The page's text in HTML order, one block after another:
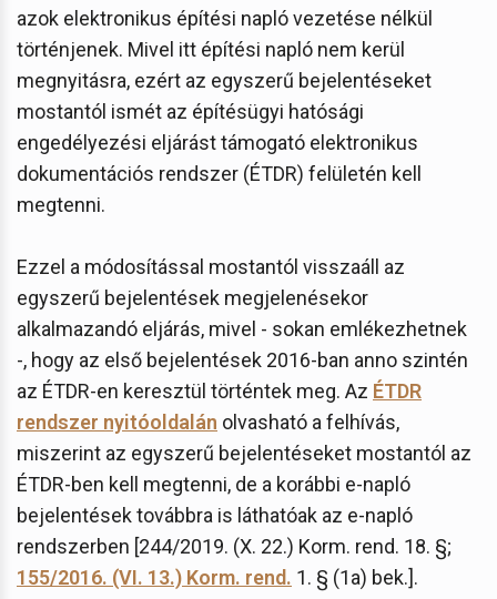
azok elektronikus építési napló vezetése nélkül
történjenek. Mivel itt építési napló nem kerül
megnyitásra, ezért az egyszerű bejelentéseket
mostantól ismét az építésügyi hatósági
engedélyezési eljárást támogató elektronikus
dokumentációs rendszer (ÉTDR) felületén kell
megtenni.
Ezzel a módosítással mostantól visszaáll az
egyszerű bejelentések megjelenésekor
alkalmazandó eljárás, mivel - sokan emlékezhetnek
-, hogy az első bejelentések 2016-ban anno szintén
az ÉTDR-en keresztül történtek meg. Az ÉTDR
rendszer nyitóoldalán olvasható a felhívás,
miszerint az egyszerű bejelentéseket mostantól az
ÉTDR-ben kell megtenni, de a korábbi e-napló
bejelentések továbbra is láthatóak az e-napló
rendszerben [244/2019. (X. 22.) Korm. rend. 18. §;
155/2016. (VI. 13.) Korm. rend. 1. § (1a) bek.].